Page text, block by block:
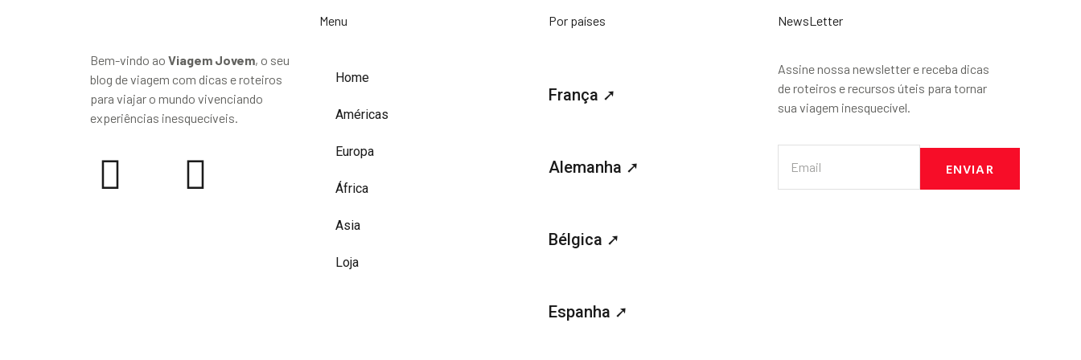
Bem-vindo ao Viagem Jovem, o seu
blog de viagem com dicas e roteiros
para viajar o mundo vivenciando
experiências inesquecíveis.
Menu
Home
Américas
Europa
África
Asia
Loja
Por países
França ➚
Alemanha ➚
Bélgica ➚
Espanha ➚
NewsLetter
Assine nossa newsletter e receba dicas
de roteiros e recursos úteis para tornar
sua viagem inesquecível.
ENVIAR